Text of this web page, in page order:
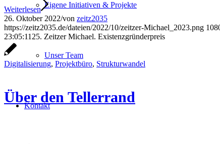
Eigene Initiativen & Projekte
Unser Team
Kontakt
Weiterlesen
26. Oktober 2022/von zeitz2035
https://zeitz2035.de/dateien/2022/10/zeitzer-Michael_2023.png
23:05:11 25. Zeitzer Michael. Existenzgründerpreis
Digitalisierung, Projektbüro, Strukturwandel
Über den Tellerrand